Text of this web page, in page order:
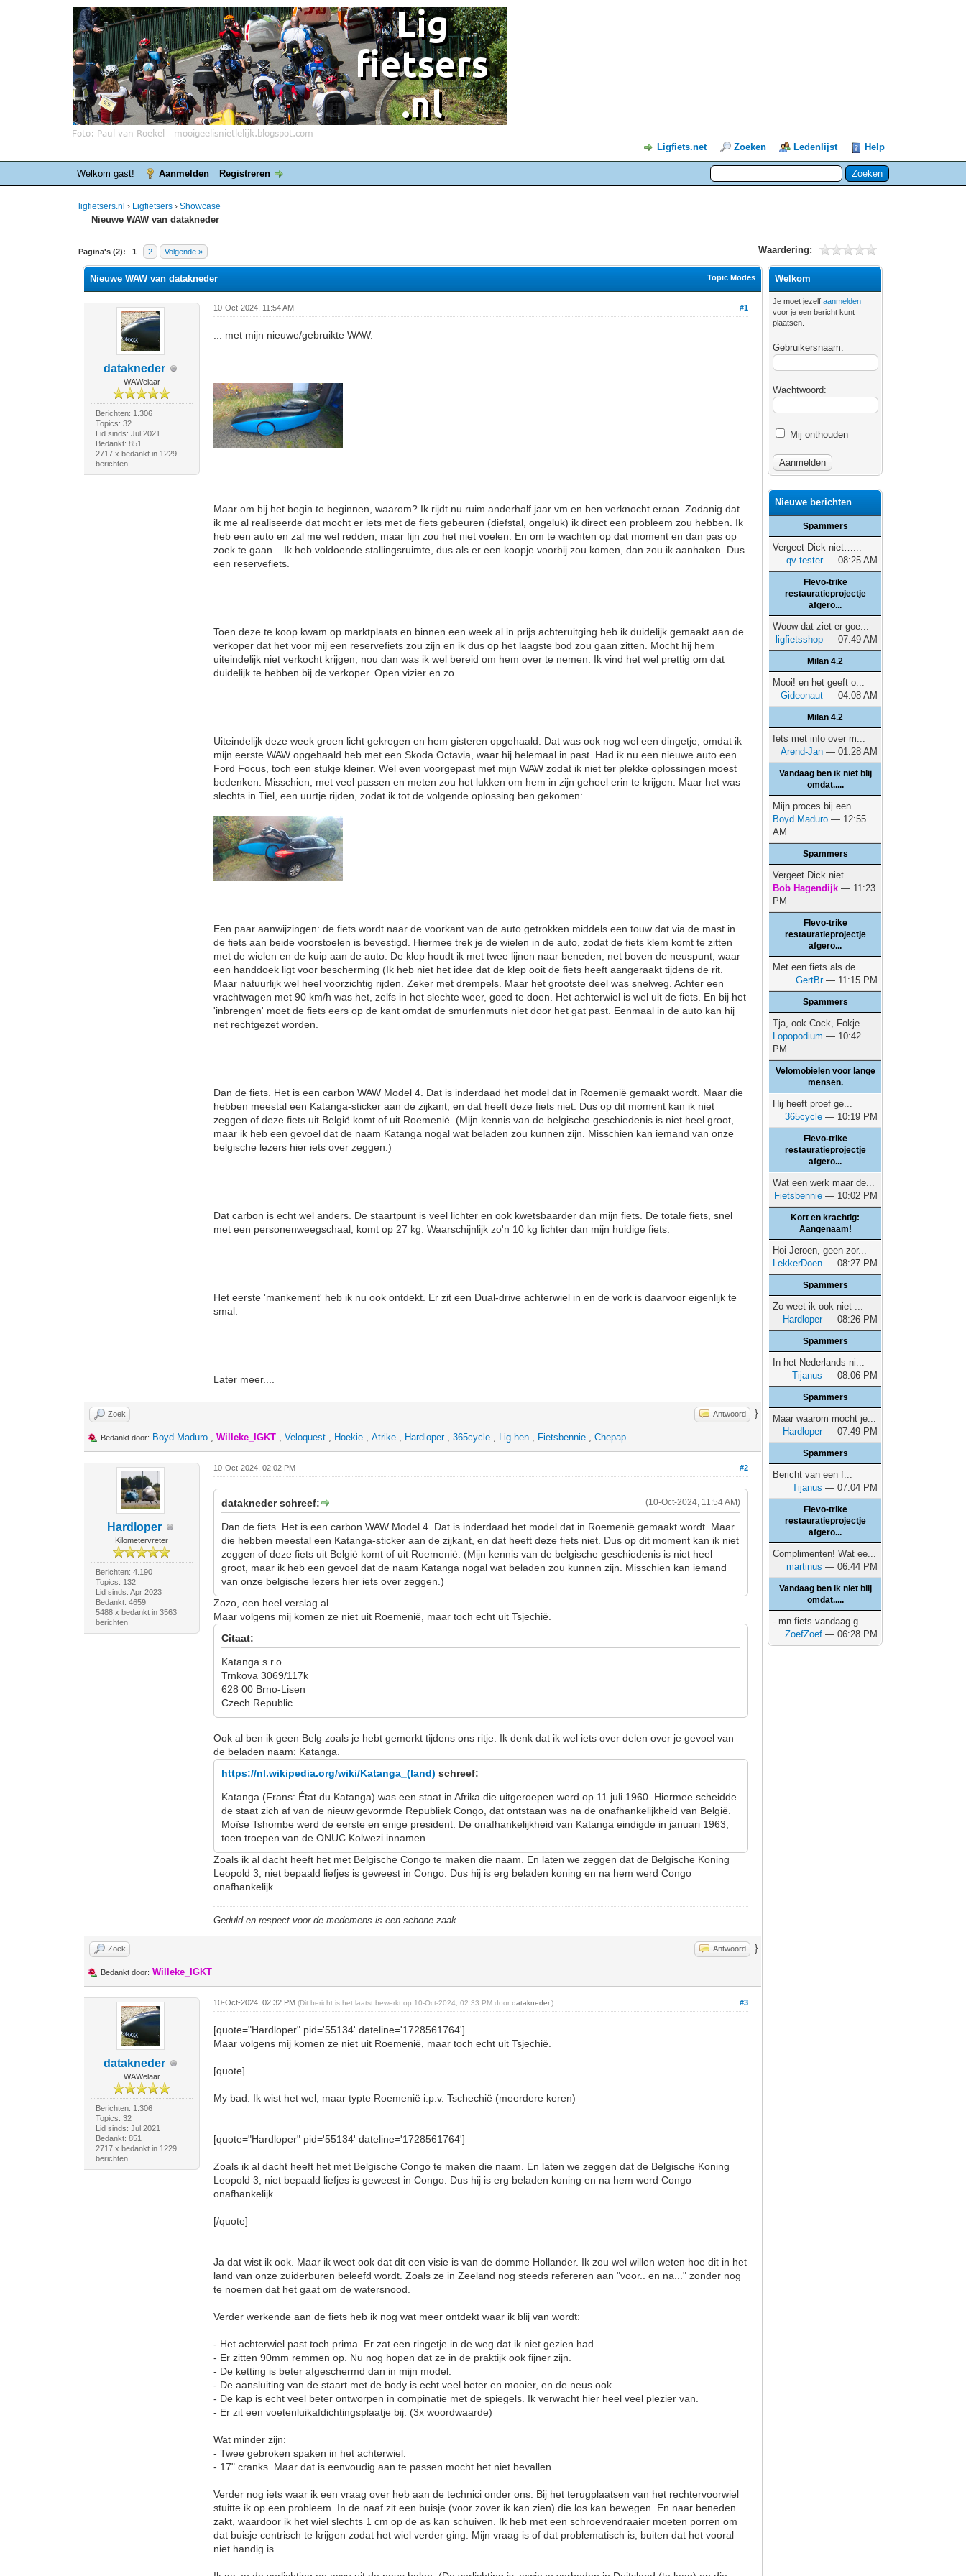
Ligfiets.net Zoeken Ledenlijst Help
Welkom gast! Aanmelden Registreren
ligfietsers.nl › Ligfietsers ›Showcase
Nieuwe WAW van datakneder
Pagina's (2): 1 2 Volgende » Waardering:
0 stemmen - gemiddelde waardering is 0
1
2
3
4
5
Topic Modes
Nieuwe WAW van datakneder
datakneder
WAWelaar
Berichten: 1.306
Topics: 32
Lid sinds: Jul 2021
Bedankt: 851
2717 x bedankt in 1229
berichten
#1
10-Oct-2024, 11:54 AM
... met mijn nieuwe/gebruikte WAW.
Maar om bij het begin te beginnen, waarom? Ik rijdt nu ruim anderhalf jaar vm en ben verknocht eraan. Zodanig dat
ik me al realiseerde dat mocht er iets met de fiets gebeuren (diefstal, ongeluk) ik direct een probleem zou hebben. Ik
heb een auto en zal me wel redden, maar fijn zou het niet voelen. En om te wachten op dat moment en dan pas op
zoek te gaan... Ik heb voldoende stallingsruimte, dus als er een koopje voorbij zou komen, dan zou ik aanhaken. Dus
een reservefiets.
Toen deze te koop kwam op marktplaats en binnen een week al in prijs achteruitging heb ik duidelijk gemaakt aan de
verkoper dat het voor mij een reservefiets zou zijn en ik dus op het laagste bod zou gaan zitten. Mocht hij hem
uiteindelijk niet verkocht krijgen, nou dan was ik wel bereid om hem over te nemen. Ik vind het wel prettig om dat
duidelijk te hebben bij de verkoper. Open vizier en zo...
Uiteindelijk deze week groen licht gekregen en hem gisteren opgehaald. Dat was ook nog wel een dingetje, omdat ik
mijn eerste WAW opgehaald heb met een Skoda Octavia, waar hij helemaal in past. Had ik nu een nieuwe auto een
Ford Focus, toch een stukje kleiner. Wel even voorgepast met mijn WAW zodat ik niet ter plekke oplossingen moest
bedenken. Misschien, met veel passen en meten zou het lukken om hem in zijn geheel erin te krijgen. Maar het was
slechts in Tiel, een uurtje rijden, zodat ik tot de volgende oplossing ben gekomen:
Een paar aanwijzingen: de fiets wordt naar de voorkant van de auto getrokken middels een touw dat via de mast in
de fiets aan beide voorstoelen is bevestigd. Hiermee trek je de wielen in de auto, zodat de fiets klem komt te zitten
met de wielen en de kuip aan de auto. De klep houdt ik met twee lijnen naar beneden, net boven de neuspunt, waar
een handdoek ligt voor bescherming (Ik heb niet het idee dat de klep ooit de fiets heeft aangeraakt tijdens de rit.
Maar natuurlijk wel heel voorzichtig rijden. Zeker met drempels. Maar het grootste deel was snelweg. Achter een
vrachtwagen met 90 km/h was het, zelfs in het slechte weer, goed te doen. Het achterwiel is wel uit de fiets. En bij het
'inbrengen' moet de fiets eers op de kant omdat de smurfenmuts niet door het gat past. Eenmaal in de auto kan hij
net rechtgezet worden.
Dan de fiets. Het is een carbon WAW Model 4. Dat is inderdaad het model dat in Roemenië gemaakt wordt. Maar die
hebben meestal een Katanga-sticker aan de zijkant, en dat heeft deze fiets niet. Dus op dit moment kan ik niet
zeggen of deze fiets uit België komt of uit Roemenië. (Mijn kennis van de belgische geschiedenis is niet heel groot,
maar ik heb een gevoel dat de naam Katanga nogal wat beladen zou kunnen zijn. Misschien kan iemand van onze
belgische lezers hier iets over zeggen.)
Dat carbon is echt wel anders. De staartpunt is veel lichter en ook kwetsbaarder dan mijn fiets. De totale fiets, snel
met een personenweegschaal, komt op 27 kg. Waarschijnlijk zo'n 10 kg lichter dan mijn huidige fiets.
Het eerste 'mankement' heb ik nu ook ontdekt. Er zit een Dual-drive achterwiel in en de vork is daarvoor eigenlijk te
smal.
Later meer....
Zoek Antwoord }
Bedankt door: Boyd Maduro ,Willeke_IGKT ,Veloquest , Hoekie ,Atrike , Hardloper,365cycle , Lig-hen , Fietsbennie ,Chepap
Hardloper
Kilometervreter
Berichten: 4.190
Topics: 132
Lid sinds: Apr 2023
Bedankt: 4659
5488 x bedankt in 3563
berichten
#2
10-Oct-2024, 02:02 PM
(10-Oct-2024, 11:54 AM)
datakneder schreef:
Dan de fiets. Het is een carbon WAW Model 4. Dat is inderdaad het model dat in Roemenië gemaakt wordt. Maar
die hebben meestal een Katanga-sticker aan de zijkant, en dat heeft deze fiets niet. Dus op dit moment kan ik niet
zeggen of deze fiets uit België komt of uit Roemenië. (Mijn kennis van de belgische geschiedenis is niet heel
groot, maar ik heb een gevoel dat de naam Katanga nogal wat beladen zou kunnen zijn. Misschien kan iemand
van onze belgische lezers hier iets over zeggen.)
Zozo, een heel verslag al.
Maar volgens mij komen ze niet uit Roemenië, maar toch echt uit Tsjechië.
Citaat:
Katanga s.r.o.
Trnkova 3069/117k
628 00 Brno-Lisen
Czech Republic
Ook al ben ik geen Belg zoals je hebt gemerkt tijdens ons ritje. Ik denk dat ik wel iets over delen over je gevoel van
de beladen naam: Katanga.
https://nl.wikipedia.org/wiki/Katanga_(land) schreef:
Katanga (Frans: État du Katanga) was een staat in Afrika die uitgeroepen werd op 11 juli 1960. Hiermee scheidde
de staat zich af van de nieuw gevormde Republiek Congo, dat ontstaan was na de onafhankelijkheid van België.
Moïse Tshombe werd de eerste en enige president. De onafhankelijkheid van Katanga eindigde in januari 1963,
toen troepen van de ONUC Kolwezi innamen.
Zoals ik al dacht heeft het met Belgische Congo te maken die naam. En laten we zeggen dat de Belgische Koning
Leopold 3, niet bepaald liefjes is geweest in Congo. Dus hij is erg beladen koning en na hem werd Congo
onafhankelijk.
Geduld en respect voor de medemens is een schone zaak.
Zoek Antwoord }
Bedankt door: Willeke_IGKT
datakneder
WAWelaar
Berichten: 1.306
Topics: 32
Lid sinds: Jul 2021
Bedankt: 851
2717 x bedankt in 1229
berichten
#3
10-Oct-2024, 02:32 PM(Dit bericht is het laatst bewerkt op 10-Oct-2024, 02:33 PM doordatakneder.)
[quote="Hardloper" pid='55134' dateline='1728561764']
Maar volgens mij komen ze niet uit Roemenië, maar toch echt uit Tsjechië.
[quote]
My bad. Ik wist het wel, maar typte Roemenië i.p.v. Tschechië (meerdere keren)
[quote="Hardloper" pid='55134' dateline='1728561764']
Zoals ik al dacht heeft het met Belgische Congo te maken die naam. En laten we zeggen dat de Belgische Koning
Leopold 3, niet bepaald liefjes is geweest in Congo. Dus hij is erg beladen koning en na hem werd Congo
onafhankelijk.
[/quote]
Ja dat wist ik ook. Maar ik weet ook dat dit een visie is van de domme Hollander. Ik zou wel willen weten hoe dit in het
land van onze zuiderburen beleefd wordt. Zoals ze in Zeeland nog steeds refereren aan "voor.. en na..." zonder nog
te noemen dat het gaat om de watersnood.
Verder werkende aan de fiets heb ik nog wat meer ontdekt waar ik blij van wordt:
- Het achterwiel past toch prima. Er zat een ringetje in de weg dat ik niet gezien had.
- Er zitten 90mm remmen op. Nu nog hopen dat ze in de praktijk ook fijner zijn.
- De ketting is beter afgeschermd dan in mijn model.
- De aansluiting van de staart met de body is echt veel beter en mooier, en de neus ook.
- De kap is echt veel beter ontworpen in compinatie met de spiegels. Ik verwacht hier heel veel plezier van.
- Er zit een voetenluikafdichtingsplaatje bij. (3x woordwaarde)
Wat minder zijn:
- Twee gebroken spaken in het achterwiel.
- 17" cranks. Maar dat is eenvoudig aan te passen mocht het niet bevallen.
Verder nog iets waar ik een vraag over heb aan de technici onder ons. Bij het terugplaatsen van het rechtervoorwiel
stuitte ik op een probleem. In de naaf zit een buisje (voor zover ik kan zien) die los kan bewegen. En naar beneden
zakt, waardoor ik het wiel slechts 1 cm op de as kan schuiven. Ik heb met een schroevendraaier moeten porren om
dat buisje centrisch te krijgen zodat het wiel verder ging. Mijn vraag is of dat problematisch is, buiten dat het vooral
niet handig is.
Welkom
Je moet jezelfaanmelden
voor je een bericht kunt
plaatsen.
Gebruikersnaam:
Wachtwoord:
Mij onthouden
Nieuwe berichten
Spammers
Vergeet Dick niet…...
qv-tester— 08:25 AM
Flevo-trike
restauratieprojectje
afgero...
Woow dat ziet er goe...
ligfietsshop — 07:49 AM
Milan 4.2
Mooi! en het geeft o...
Gideonaut — 04:08 AM
Milan 4.2
Iets met info over m...
Arend-Jan — 01:28 AM
Vandaag ben ik niet blij
omdat.....
Mijn proces bij een ...
Boyd Maduro — 12:55
AM
Spammers
Vergeet Dick niet…
Bob Hagendijk — 11:23
PM
Flevo-trike
restauratieprojectje
afgero...
Met een fiets als de...
GertBr— 11:15 PM
Spammers
Tja, ook Cock, Fokje...
Lopopodium — 10:42
PM
Velomobielen voor lange
mensen.
Hij heeft proef ge...
365cycle — 10:19 PM
Flevo-trike
restauratieprojectje
afgero...
Wat een werk maar de...
Fietsbennie — 10:02 PM
Kort en krachtig:
Aangenaam!
Hoi Jeroen, geen zor...
LekkerDoen — 08:27 PM
Spammers
Zo weet ik ook niet ...
Hardloper— 08:26 PM
Spammers
In het Nederlands ni...
Tijanus — 08:06 PM
Spammers
Maar waarom mocht je...
Hardloper— 07:49 PM
Spammers
Bericht van een f...
Tijanus — 07:04 PM
Flevo-trike
restauratieprojectje
afgero...
Complimenten! Wat ee...
martinus — 06:44 PM
Vandaag ben ik niet blij
omdat.....
- mn fiets vandaag g...
ZoefZoef — 06:28 PM